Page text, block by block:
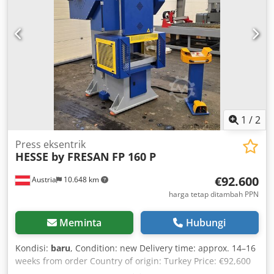
1 /2
Austria 10.648 km
Press eksentrik
HESSE by FRESAN FP 160 P
€92.600
harga tetap ditambah PPN
Meminta Hubungi
Kondisi: baru, Condition: new Delivery time: approx. 14–16
weeks from order Country of origin: Turkey Price: €92,600